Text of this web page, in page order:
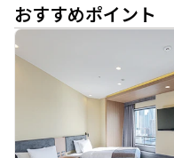
おすすめポイント